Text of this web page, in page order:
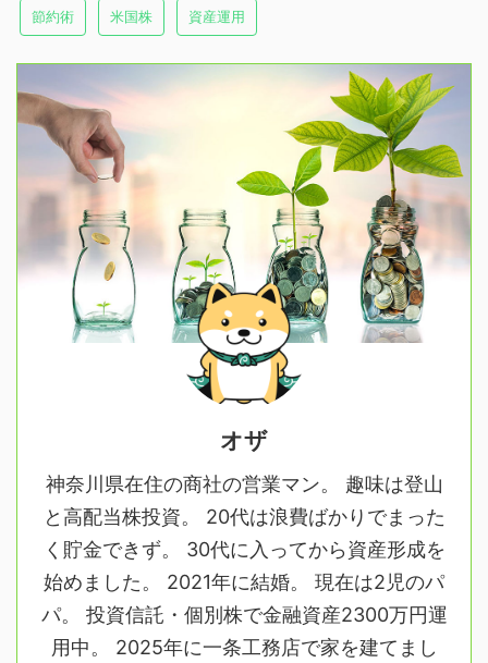
節約術 米国株 資産運用
オザ
神奈川県在住の商社の営業マン。 趣味は登山
と高配当株投資。 20代は浪費ばかりでまった
く貯金できず。 30代に入ってから資産形成を
始めました。 2021年に結婚。 現在は2児のパ
パ。 投資信託・個別株で金融資産2300万円運
用中。 2025年に一条工務店で家を建てまし